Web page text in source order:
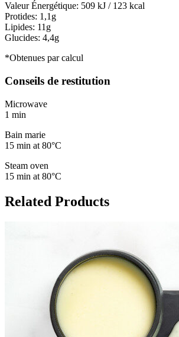
Valeur Énergétique: 509 kJ / 123 kcal
Protides: 1,1g
Lipides: 11g
Glucides: 4,4g
*Obtenues par calcul
Conseils de restitution
Microwave
1 min
Bain marie
15 min at 80°C
Steam oven
15 min at 80°C
Related Products